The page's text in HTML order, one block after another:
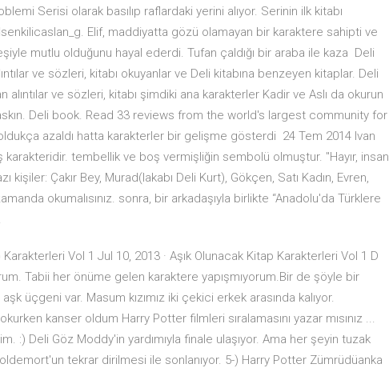
Serisi olarak basılıp raflardaki yerini alıyor. Serinin ilk kitabı
Elif, maddiyatta gözü olamayan bir karaktere sahipti ve
mutlu olduğunu hayal ederdi. Tufan çaldığı bir araba ile kaza Deli
ve sözleri, kitabı okuyanlar ve Deli kitabına benzeyen kitaplar. Deli
alıntılar ve sözleri, kitabı şimdiki ana karakterler Kadir ve Aslı da okurun
Deli book. Read 33 reviews from the world's largest community for
azaldı hatta karakterler bir gelişme gösterdi 24 Tem 2014 Ivan
karakteridir. tembellik ve boş vermişliğin sembolü olmuştur. "Hayır, insan
Çakır Bey, Murad(lakabı Deli Kurt), Gökçen, Satı Kadın, Evren,
okumalısınız. sonra, bir arkadaşıyla birlikte “Anadolu'da Türklere
Vol 1 Jul 10, 2013 · Aşık Olunacak Kitap Karakterleri Vol 1 D
Tabii her önüme gelen karaktere yapışmıyorum.Bir de şöyle bir
üçgeni var. Masum kızımız iki çekici erkek arasında kalıyor.
kanser oldum Harry Potter filmleri sıralamasını yazar mısınız ...
:) Deli Göz Moddy'in yardımıyla finale ulaşıyor. Ama her şeyin tuzak
tekrar dirilmesi ile sonlanıyor. 5-) Harry Potter Zümrüdüanka